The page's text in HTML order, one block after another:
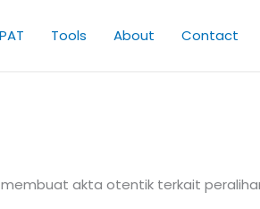
Tools About Contact
akta otentik terkait